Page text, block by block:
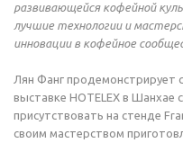
развивающейся кофейной
лучшие технологии и
инновации в кофейное
Лян Фанг продемонстрирует
выставке HOTELEX в Шанхае
присутствовать на стенде
своим мастерством